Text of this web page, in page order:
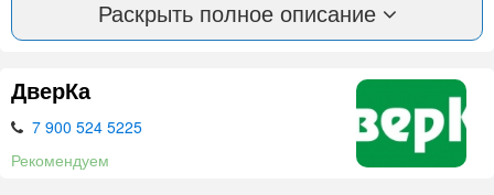
Аванта Вятские Поляны в Вятских Полян.
Линолеум.
ПВХ-панели.
Гипсокартон.
Раскрыть полное описание
ДверКа
7 900 524 5225
Рекомендуем